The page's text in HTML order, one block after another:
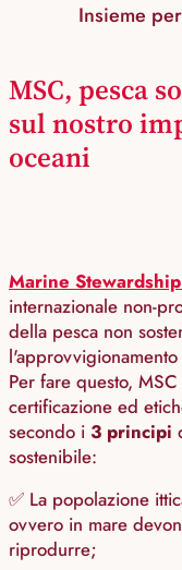
Insieme
MSC, pesca
sul nostro
oceani
Marine
internazionale non-
della pesca non
Per fare questo,
certificazione ed
secondo i 3 principi
sostenibile:
✅ La popolazione
ovvero in mare
riprodurre;